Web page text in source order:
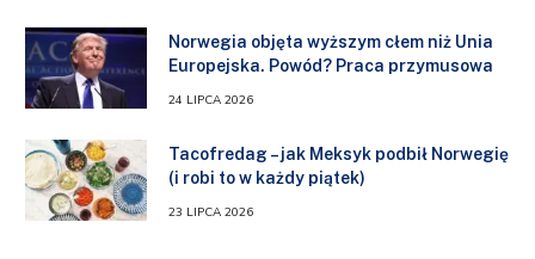
Norwegia objęta wyższym cłem niż Unia
Europejska. Powód? Praca przymusowa
24 LIPCA 2026
Tacofredag – jak Meksyk podbił Norwegię
(i robi to w każdy piątek)
23 LIPCA 2026